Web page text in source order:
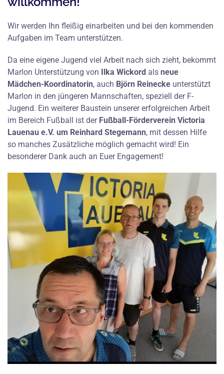
Wir werden Ihn fleißig einarbeiten und bei den kommenden
Aufgaben im Team unterstützen.
Da eine eigene Jugend viel Arbeit nach sich zieht, bekommt
Marlon Unterstützung von Ilka Wickord als neue
Mädchen-Koordinatorin, auch Björn Reinecke unterstützt
Marlon in den jüngeren Mannschaften, speziell der F-
Jugend. Ein weiterer Baustein unserer erfolgreichen Arbeit
im Bereich Fußball ist der Fußball-Förderverein Victoria
Lauenau e.V. um Reinhard Stegemann, mit dessen Hilfe
so manches Zusätzliche möglich gemacht wird! Ein
besonderer Dank auch an Euer Engagement!